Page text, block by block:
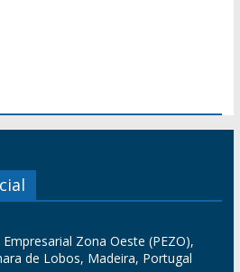
Zona Oeste (PEZO),
de Lobos, Madeira, Portugal